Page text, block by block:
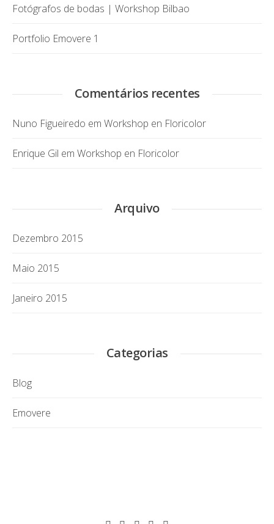
Fotógrafos de bodas | Workshop Bilbao
Portfolio Emovere 1
Comentários recentes
Nuno Figueiredo em Workshop en Floricolor
Enrique Gil em Workshop en Floricolor
Arquivo
Dezembro 2015
Maio 2015
Janeiro 2015
Categorias
Blog
Emovere